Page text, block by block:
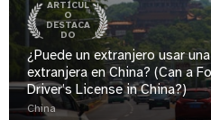
ARTÍCUL
O
DESTACA
DO
¿Puede un extranjero usar
extranjera en China? (Can a
Driver’s License in China?)
China